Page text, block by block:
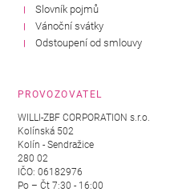
Slovník pojmů
Vánoční svátky
Odstoupení od smlouvy
PROVOZOVATEL
WILLI-ZBF CORPORATION s.r.o.
Kolínská 502
Kolín - Sendražice
280 02
IČO: 06182976
Po – Čt 7:30 - 16:00